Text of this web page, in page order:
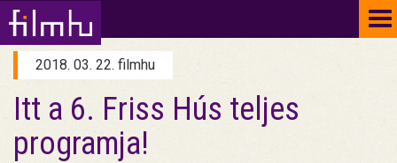
2018. 03. 22. filmhu
Itt a 6. Friss Hús teljes
programja!